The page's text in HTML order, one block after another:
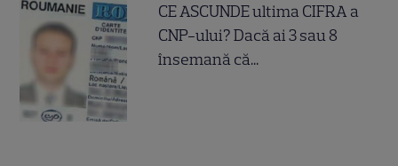
CE ASCUNDE ultima CIFRA a
CNP-ului? Dacă ai 3 sau 8
însemană că...